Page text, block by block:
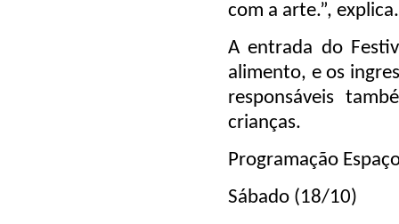
com a arte.”, explica.
A entrada do
alimento, e os
responsáveis
crianças.
Programação
Sábado (18/10)